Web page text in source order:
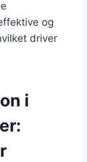
og
driver
i